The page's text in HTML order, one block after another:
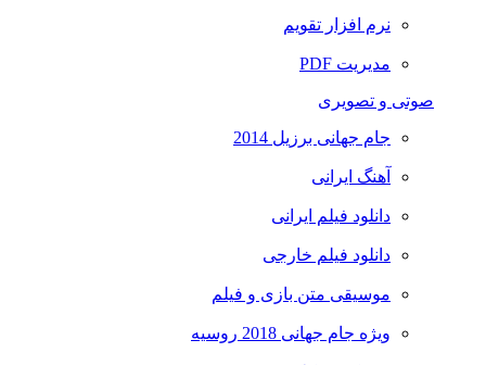
نرم افزار تقویم
مدیریت PDF
صوتی و تصویری
جام جهانی برزیل 2014
آهنگ ایرانی
دانلود فیلم ایرانی
دانلود فیلم خارجی
موسیقی متن بازی و فیلم
ویژه جام جهانی 2018 روسیه